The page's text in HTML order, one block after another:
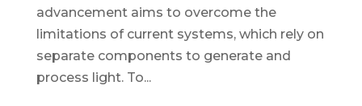
advancement aims to overcome the
limitations of current systems, which rely on
separate components to generate and
process light. To...